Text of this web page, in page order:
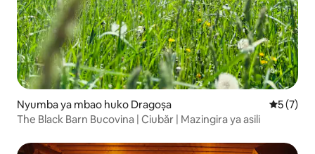
Nyumba ya mbao huko Dragoșa
5 (7)
The Black Barn Bucovina | Ciubăr | Mazingira ya asili